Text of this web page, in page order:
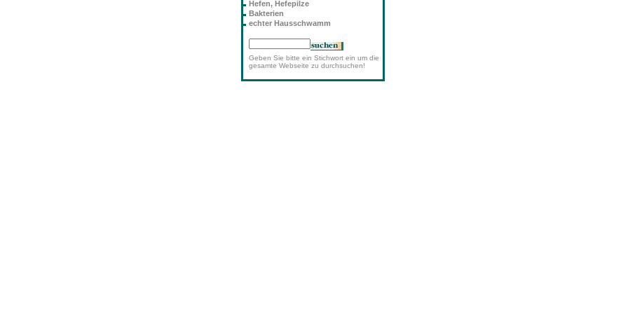
Hefen, Hefepilze
Bakterien
echter Hausschwamm
Geben Sie bitte ein Stichwort ein um die
gesamte Webseite zu durchsuchen!